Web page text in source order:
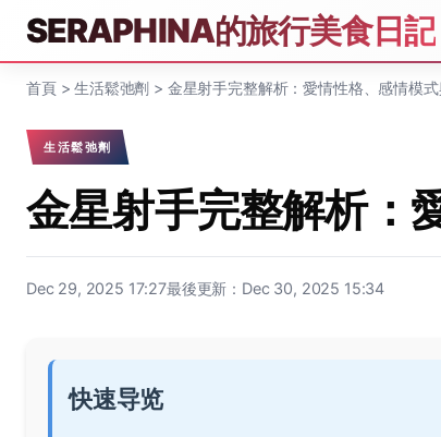
SERAPHINA的旅行美食日記
首頁>生活鬆弛劑 > 金星射手完整解析：愛情性格、感情模
生活鬆弛劑
金星射手完整解析：
Dec 29, 2025 17:27最後更新：Dec 30, 2025 15:34
快速导览